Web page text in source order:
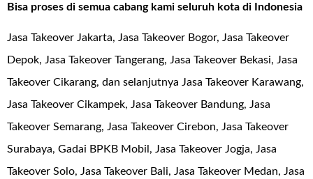
Bisa proses di semua cabang kami seluruh kota di Indonesia
Jasa Takeover Jakarta, Jasa Takeover Bogor, Jasa Takeover
Depok, Jasa Takeover Tangerang, Jasa Takeover Bekasi, Jasa
Takeover Cikarang, dan selanjutnya Jasa Takeover Karawang,
Jasa Takeover Cikampek, Jasa Takeover Bandung, Jasa
Takeover Semarang, Jasa Takeover Cirebon, Jasa Takeover
Surabaya, Gadai BPKB Mobil, Jasa Takeover Jogja, Jasa
Takeover Solo, Jasa Takeover Bali, Jasa Takeover Medan, Jasa